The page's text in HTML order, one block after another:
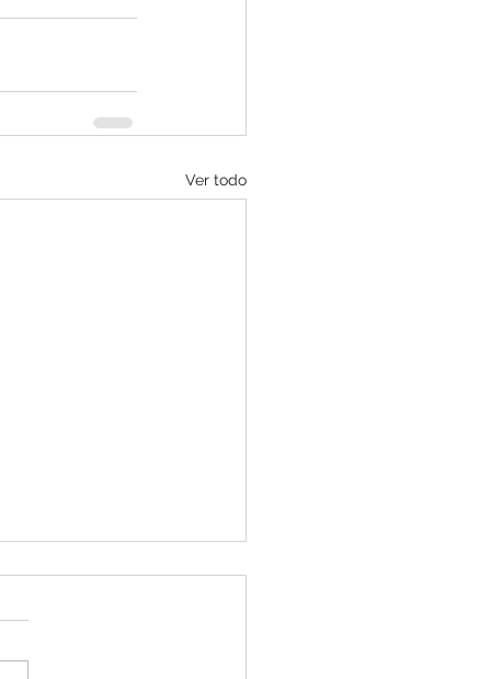
Ver todo